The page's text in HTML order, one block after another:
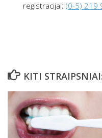
registracijai: (0-5) 219
KITI STRAIPSNIAI: